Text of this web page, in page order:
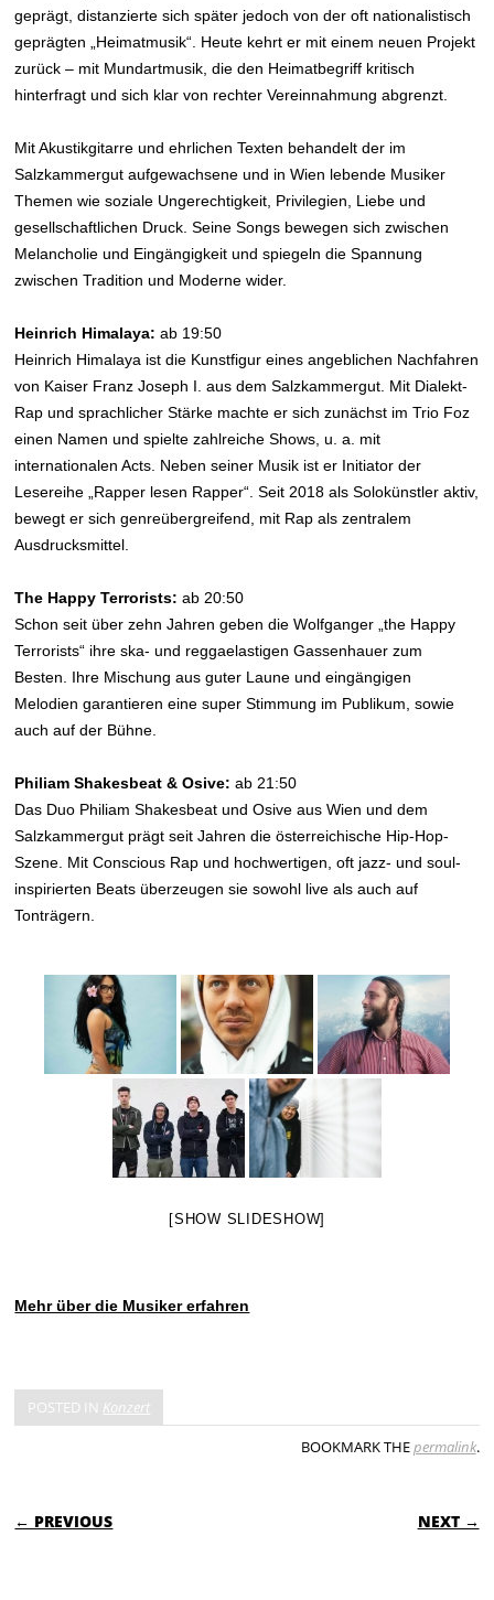
geprägt, distanzierte sich später jedoch von der oft nationalistisch
geprägten „Heimatmusik“. Heute kehrt er mit einem neuen Projekt
zurück – mit Mundartmusik, die den Heimatbegriff kritisch
hinterfragt und sich klar von rechter Vereinnahmung abgrenzt.
Mit Akustikgitarre und ehrlichen Texten behandelt der im
Salzkammergut aufgewachsene und in Wien lebende Musiker
Themen wie soziale Ungerechtigkeit, Privilegien, Liebe und
gesellschaftlichen Druck. Seine Songs bewegen sich zwischen
Melancholie und Eingängigkeit und spiegeln die Spannung
zwischen Tradition und Moderne wider.
Heinrich Himalaya: ab 19:50
Heinrich Himalaya ist die Kunstfigur eines angeblichen Nachfahren
von Kaiser Franz Joseph I. aus dem Salzkammergut. Mit Dialekt-
Rap und sprachlicher Stärke machte er sich zunächst im Trio Foz
einen Namen und spielte zahlreiche Shows, u. a. mit
internationalen Acts. Neben seiner Musik ist er Initiator der
Lesereihe „Rapper lesen Rapper“. Seit 2018 als Solokünstler aktiv,
bewegt er sich genreübergreifend, mit Rap als zentralem
Ausdrucksmittel.
The Happy Terrorists: ab 20:50
Schon seit über zehn Jahren geben die Wolfganger „the Happy
Terrorists“ ihre ska- und reggaelastigen Gassenhauer zum
Besten. Ihre Mischung aus guter Laune und eingängigen
Melodien garantieren eine super Stimmung im Publikum, sowie
auch auf der Bühne.
Philiam Shakesbeat & Osive:ab 21:50
Das Duo Philiam Shakesbeat und Osive aus Wien und dem
Salzkammergut prägt seit Jahren die österreichische Hip-Hop-
Szene. Mit Conscious Rap und hochwertigen, oft jazz- und soul-
inspirierten Beats überzeugen sie sowohl live als auch auf
Tonträgern.
[SHOW SLIDESHOW]
Mehr über die Musiker erfahren
POSTED IN Konzert
BOOKMARK THEpermalink.
POST NAVIGATION
← PREVIOUS NEXT →